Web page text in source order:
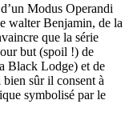
Modus Operandi
walter Benjamin, de la
que la série
but (spoil !) de
Black Lodge) et de
bien sûr il consent à
symbolisé par le